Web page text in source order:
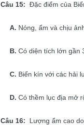
Câu 15: Đặc điểm của
A. Nóng, ẩm và chịu
B. Có diện tích lớn gần
C. Biển kín với các hải
D. Có thềm lục địa mở
Câu 16: Lượng ẩm cao